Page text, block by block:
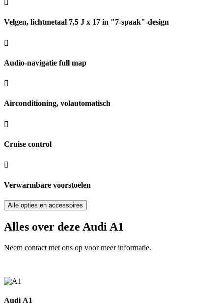
Velgen, lichtmetaal 7,5 J x 17 in "7-spaak"-design
Audio-navigatie full map
Airconditioning, volautomatisch
Cruise control
Verwarmbare voorstoelen
Alle opties en accessoires
Alles over deze Audi A1
Neem contact met ons op voor meer informatie.
Audi A1